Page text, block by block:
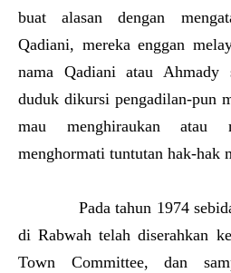
buat alasan dengan
Qadiani, mereka enggan
nama Qadiani atau Ahmady
duduk dikursi pengadilan-pun
mau menghiraukan atau
menghormati tuntutan hak-hak
Pada tahun 1974
di Rabwah telah diserahkan
Town Committee, dan